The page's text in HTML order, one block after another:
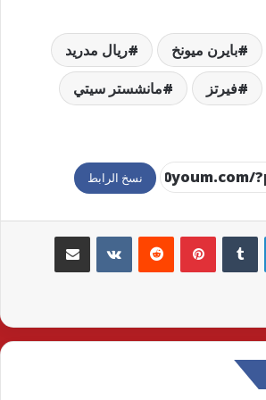
بايرن ميونخ
ريال مدريد
فيرتز
مانشستر سيتي
نسخ الرابط
لينكدإن بينتيريست مشاركة عبر البريد